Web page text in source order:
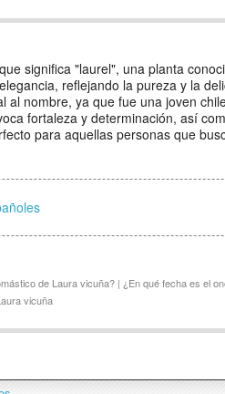
significa "laurel", una planta
reflejando la pureza y la
al nombre, ya que fue una joven
fortaleza y determinación, así
para aquellas personas que
de Laura vicuña? | ¿En qué fecha es el
vicuña